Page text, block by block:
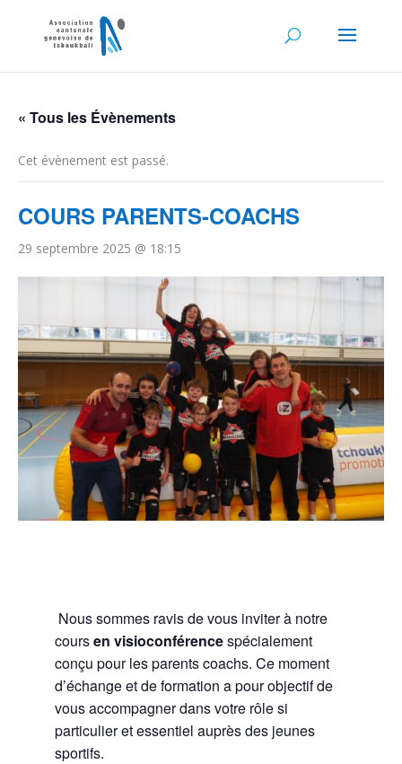
« Tous les Évènements
Cet évènement est passé.
COURS PARENTS-COACHS
29 septembre 2025 @ 18:15
Nous sommes ravis de vous inviter à notre
coursen visioconférencespécialement
conçu pour les parents coachs. Ce moment
d’échange et de formation a pour objectif de
vous accompagner dans votre rôle si
particulier et essentiel auprès des jeunes
sportifs.